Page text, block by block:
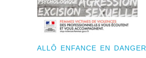
ALLÔ ENFANCE EN DANGER